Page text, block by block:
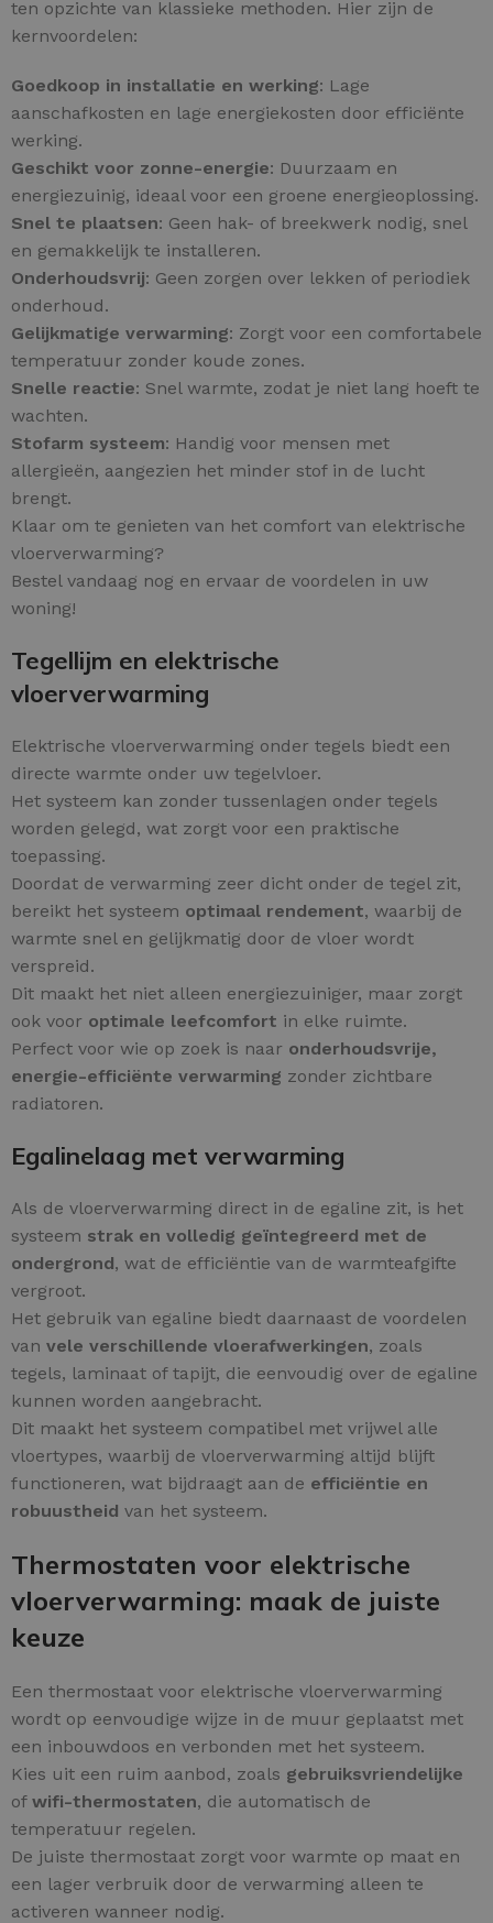
ten opzichte van klassieke methoden. Hier zijn de
kernvoordelen:
Goedkoop in installatie en werking: Lage
aanschafkosten en lage energiekosten door efficiënte
werking.
Geschikt voor zonne-energie: Duurzaam en
energiezuinig, ideaal voor een groene energieoplossing.
Snel te plaatsen: Geen hak- of breekwerk nodig, snel
en gemakkelijk te installeren.
Onderhoudsvrij: Geen zorgen over lekken of periodiek
onderhoud.
Gelijkmatige verwarming: Zorgt voor een comfortabele
temperatuur zonder koude zones.
Snelle reactie: Snel warmte, zodat je niet lang hoeft te
wachten.
Stofarm systeem: Handig voor mensen met
allergieën, aangezien het minder stof in de lucht
brengt.
Klaar om te genieten van het comfort van elektrische
vloerverwarming?
Bestel vandaag nog en ervaar de voordelen in uw
woning!
Tegellijm en elektrische
vloerverwarming
Elektrische vloerverwarming onder tegels biedt een
directe warmte onder uw tegelvloer.
Het systeem kan zonder tussenlagen onder tegels
worden gelegd, wat zorgt voor een praktische
toepassing.
Doordat de verwarming zeer dicht onder de tegel zit,
bereikt het systeem optimaal rendement, waarbij de
warmte snel en gelijkmatig door de vloer wordt
verspreid.
Dit maakt het niet alleen energiezuiniger, maar zorgt
ook voor optimale leefcomfort in elke ruimte.
Perfect voor wie op zoek is naar onderhoudsvrije,
energie-efficiënte verwarming zonder zichtbare
radiatoren.
Egalinelaag met verwarming
Als de vloerverwarming direct in de egaline zit, is het
systeem strak en volledig geïntegreerd met de
ondergrond, wat de efficiëntie van de warmteafgifte
vergroot.
Het gebruik van egaline biedt daarnaast de voordelen
van vele verschillende vloerafwerkingen, zoals
tegels, laminaat of tapijt, die eenvoudig over de egaline
kunnen worden aangebracht.
Dit maakt het systeem compatibel met vrijwel alle
vloertypes, waarbij de vloerverwarming altijd blijft
functioneren, wat bijdraagt aan de efficiëntie en
robuustheid van het systeem.
Thermostaten voor elektrische
vloerverwarming: maak de juiste
keuze
Een thermostaat voor elektrische vloerverwarming
wordt op eenvoudige wijze in de muur geplaatst met
een inbouwdoos en verbonden met het systeem.
Kies uit een ruim aanbod, zoals gebruiksvriendelijke
of wifi-thermostaten, die automatisch de
temperatuur regelen.
De juiste thermostaat zorgt voor warmte op maat en
een lager verbruik door de verwarming alleen te
activeren wanneer nodig.